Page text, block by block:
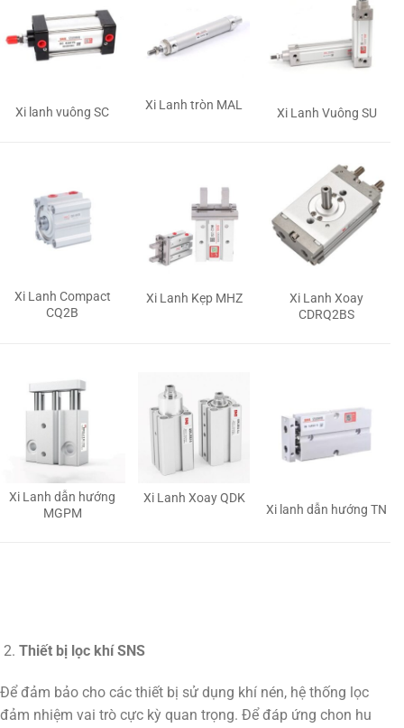
Xi lanh vuông SC Xi Lanh tròn MAL
Xi Lanh Vuông SU
Xi Lanh Compact
CQ2B
Xi Lanh Kẹp MHZ
Xi Lanh Xoay
CDRQ2BS
Xi Lanh dẫn hướng
MGPM
Xi Lanh Xoay QDK
Xi lanh dẫn hướng TN
Thiết bị lọc khí SNS
Để đảm bảo cho các thiết bị sử dụng khí nén, hệ thống lọc
đảm nhiệm vai trò cực kỳ quan trọng. Để đáp ứng chon hu